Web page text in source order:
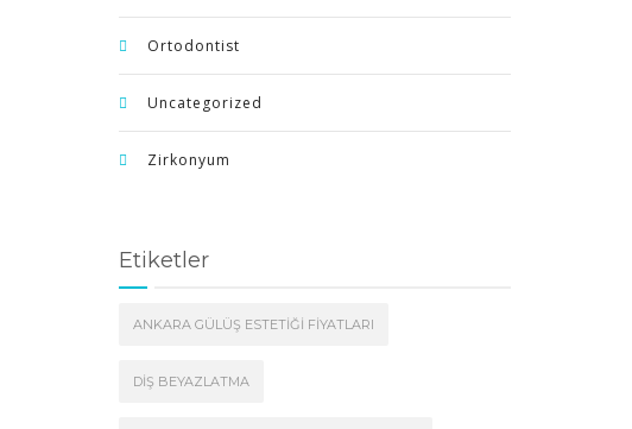
Ortodontist
Uncategorized
Zirkonyum
Etiketler
ANKARA GÜLÜŞ ESTETIĞI FIYATLARI
DIŞ BEYAZLATMA